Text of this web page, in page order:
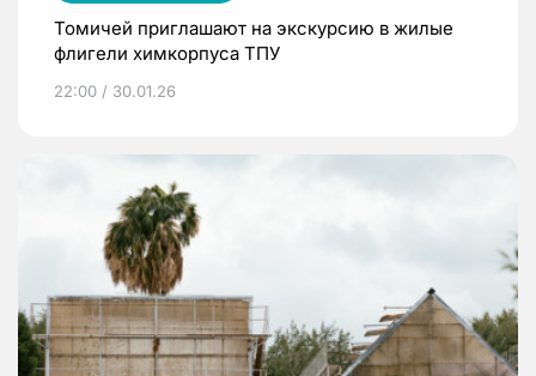
Томичей приглашают на экскурсию в жилые
флигели химкорпуса ТПУ
22:00 / 30.01.26